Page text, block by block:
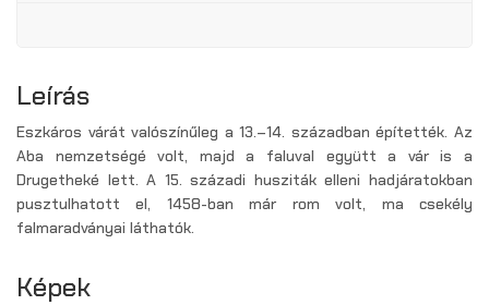
Leírás
Eszkáros várát valószínűleg a 13.–14. században építették. Az
Aba nemzetségé volt, majd a faluval együtt a vár is a
Drugetheké lett. A 15. századi husziták elleni hadjáratokban
pusztulhatott el, 1458-ban már rom volt, ma csekély
falmaradványai láthatók.
Képek